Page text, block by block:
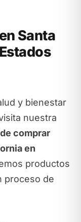
Santa
y bienestar
nuestra
comprar
en
productos
proceso de